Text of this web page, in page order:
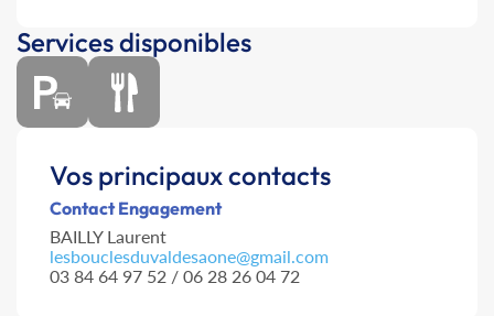
Services disponibles
Vos principaux contacts
Contact Engagement
BAILLY Laurent
lesbouclesduvaldesaone@gmail.com
03 84 64 97 52 / 06 28 26 04 72